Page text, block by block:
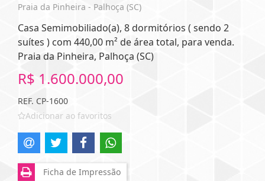
Praia da Pinheira - Palhoça (SC)
Casa Semimobiliado(a), 8 dormitórios ( sendo 2
suítes ) com 440,00 m² de área total, para venda.
Praia da Pinheira, Palhoça (SC)
R$ 1.600.000,00
REF. CP-1600
Adicionar ao favoritos
Ficha de Impressão